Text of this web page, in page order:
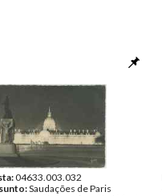
04633.003.032
Saudações de Paris